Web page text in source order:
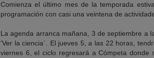
Comienza el último mes de la temporada
programación con casi una veintena de
La agenda arranca mañana, 3 de septiembre a
‘Ver la ciencia´. El jueves 5, a las 22 horas,
viernes 6, el ciclo regresará a Cómpeta